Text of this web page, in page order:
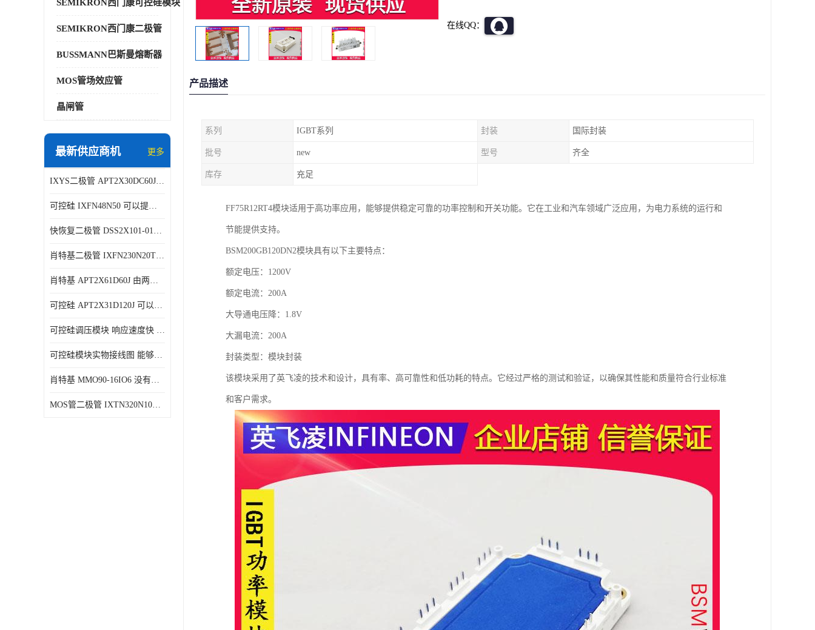
SEMIKRON西门康可控硅模块
SEMIKRON西门康二极管
BUSSMANN巴斯曼熔断器
MOS管场效应管
晶闸管
最新供应商机 更多
IXYS二极管 APT2X30DC60J 结构简单
可控硅 IXFN48N50 可以提供稳定的电压输出
快恢复二极管 DSS2X101-015A 具有较高的可靠性
肖特基二极管 IXFN230N20T 可以提供稳定的电压输出
肖特基 APT2X61D60J 由两个半导体材料组成
可控硅 APT2X31D120J 可以提供稳定的电压输出
可控硅调压模块 响应速度快 可控性强
可控硅模块实物接线图 能够减少能量损耗 响应速度快
肖特基 MMO90-16IO6 没有机械移动部件
MOS管二极管 IXTN320N10T 由两个半导体材料组成
在线QQ：
产品描述
系列 IGBT系列 封装 国际封装
批号 new 型号 齐全
库存 充足
FF75R12RT4模块适用于高功率应用，能够提供稳定可靠的功率控制和开关功能。它在工业和汽车领域广泛应用，为电力系统的运行和
节能提供支持。
BSM200GB120DN2模块具有以下主要特点：
额定电压：1200V
额定电流：200A
大导通电压降：1.8V
大漏电流：200A
封装类型：模块封装
该模块采用了英飞凌的技术和设计，具有率、高可靠性和低功耗的特点。它经过严格的测试和验证，以确保其性能和质量符合行业标准
和客户需求。